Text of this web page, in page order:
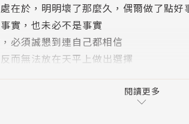
pages/藍旗左衽/
在於，明明壞了那麼久，偶爾做了點好
實，也未必不是事實
必須誠懇到連自己都相信
而無法放在天平上做出選擇
閱讀更多